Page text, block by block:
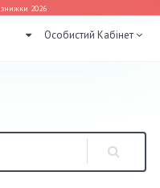
знижки 2026
Особистий Кабінет